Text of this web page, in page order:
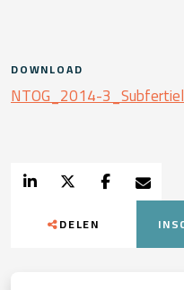
DOWNLOAD
NTOG_2014-
DELEN